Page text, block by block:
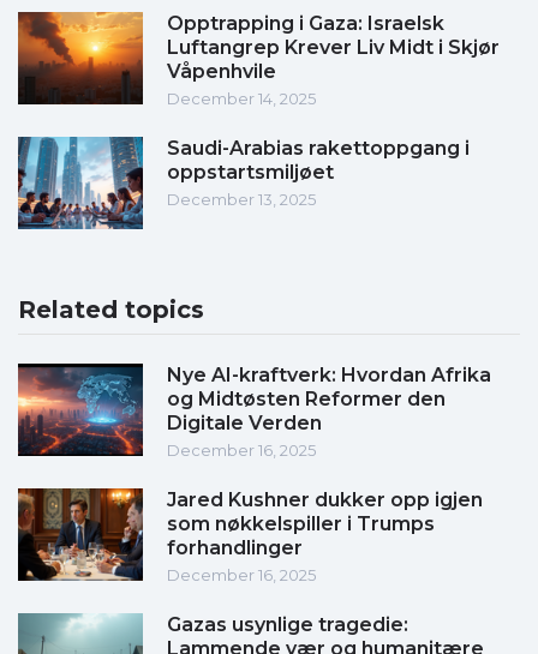
Opptrapping i Gaza: Israelsk
Luftangrep Krever Liv Midt i Skjør
Våpenhvile
December 14, 2025
Saudi-Arabias rakettoppgang i
oppstartsmiljøet
December 13, 2025
Related topics
Nye AI-kraftverk: Hvordan Afrika
og Midtøsten Reformer den
Digitale Verden
December 16, 2025
Jared Kushner dukker opp igjen
som nøkkelspiller i Trumps
forhandlinger
December 16, 2025
Gazas usynlige tragedie:
Lammende vær og humanitære